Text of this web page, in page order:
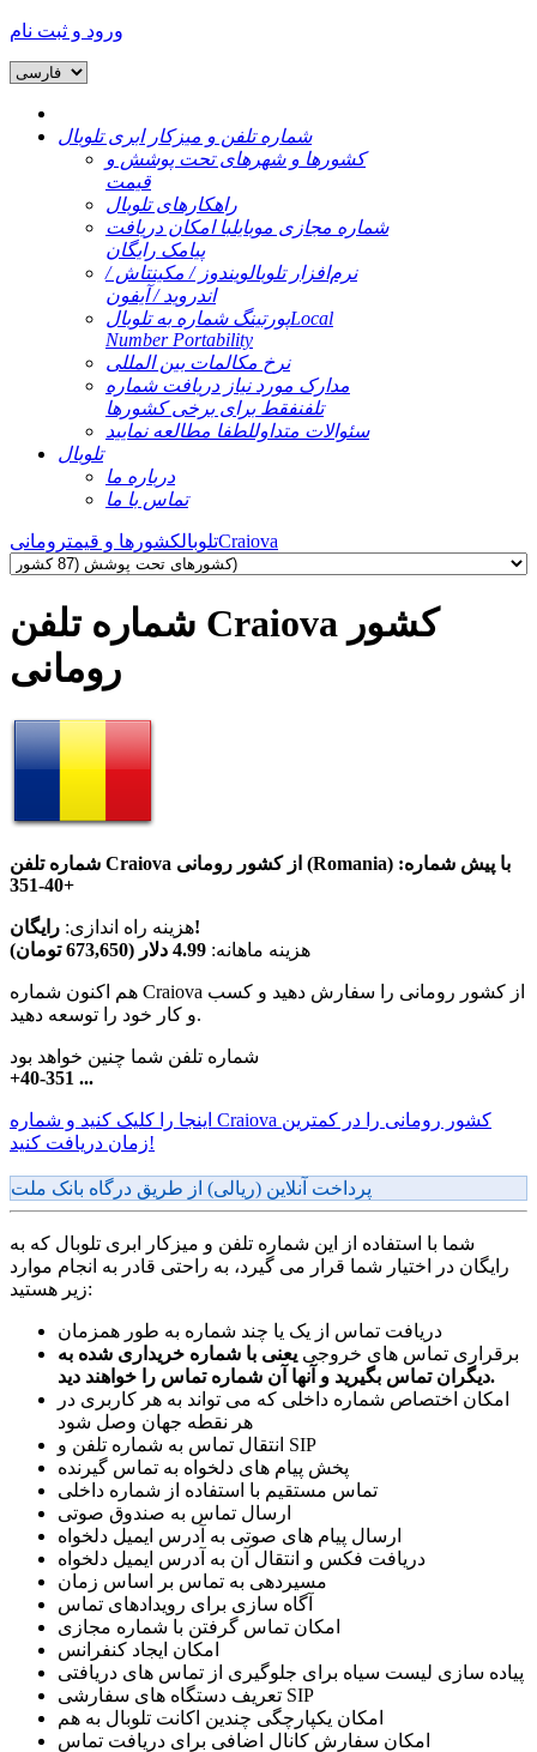
ورود و ثبت نام
شماره تلفن و میزکار ابری تلوبال
کشورها و شهرهای تحت پوشش و
قیمت
راهکارهای تلوبال
شماره مجازی موبایلبا امکان دریافت
پیامک رایگان
نرم‌افزار تلوبالویندوز / مکینتاش /
اندروید / آیفون
پورتینگ شماره به تلوبالLocal
Number Portability
نرخ مکالمات بین المللی
مدارک مورد نیاز دریافت شماره
تلفنفقط برای برخی کشورها
سئوالات متداوللطفا مطالعه نمایید
تلوبال
درباره ما
تماس با ما
تلوبالکشورها و قیمترومانی Craiova
شماره تلفن Craiova کشور
رومانی
شماره تلفن Craiova از کشور رومانی (Romania) با پیش شماره:
+40-351
هزینه راه اندازی:رایگان!
هزینه ماهانه: 4.99 دلار (673,650 تومان)
هم اکنون شماره Craiova از کشور رومانی را سفارش دهید و کسب
و کار خود را توسعه دهید.
شماره تلفن شما چنین خواهد بود
+40-351 ...
اینجا را کلیک کنید و شماره Craiova کشور رومانی را در کمترین
زمان دریافت کنید!
پرداخت آنلاین (ریالی) از طریق درگاه بانک ملت
شما با استفاده از این شماره تلفن و میزکار ابری تلوبال که به
رایگان در اختیار شما قرار می گیرد، به راحتی قادر به انجام موارد
زیر هستید:
دریافت تماس از یک یا چند شماره به طور همزمان
برقراری تماس های خروجی یعنی با شماره خریداری شده به
دیگران تماس بگیرید و آنها آن شماره تماس را خواهند دید.
امکان اختصاص شماره داخلی که می تواند به هر کاربری در
هر نقطه جهان وصل شود
انتقال تماس به شماره تلفن و SIP
پخش پیام های دلخواه به تماس گیرنده
تماس مستقیم با استفاده از شماره داخلی
ارسال تماس به صندوق صوتی
ارسال پیام های صوتی به آدرس ایمیل دلخواه
دریافت فکس و انتقال آن به آدرس ایمیل دلخواه
مسیردهی به تماس بر اساس زمان
آگاه سازی برای رویدادهای تماس
امکان تماس گرفتن با شماره مجازی
امکان ایجاد کنفرانس
پیاده سازی لیست سیاه برای جلوگیری از تماس های دریافتی
تعریف دستگاه های سفارشی SIP
امکان یکپارچگی چندین اکانت تلوبال به هم
امکان سفارش کانال اضافی برای دریافت تماس